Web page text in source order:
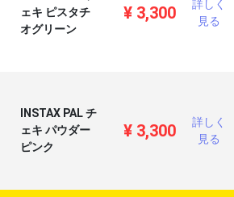
ェキ ピスタチ
オグリーン
¥ 3,300
詳しく
見る
INSTAX PAL チ
ェキ パウダー
ピンク
¥ 3,300
詳しく
見る